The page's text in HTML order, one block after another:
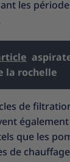
les
la rochelle
de
que les
de